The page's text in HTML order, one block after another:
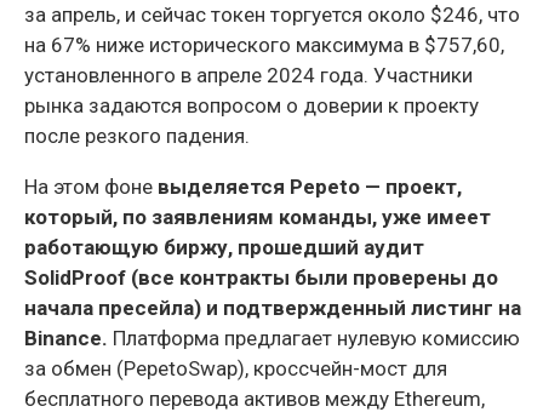
за апрель, и сейчас токен торгуется около $246, что
на 67% ниже исторического максимума в $757,60,
установленного в апреле 2024 года. Участники
рынка задаются вопросом о доверии к проекту
после резкого падения.
На этом фоне выделяется Pepeto — проект,
который, по заявлениям команды, уже имеет
работающую биржу, прошедший аудит
SolidProof (все контракты были проверены до
начала пресейла) и подтвержденный листинг на
Binance. Платформа предлагает нулевую комиссию
за обмен (PepetoSwap), кроссчейн-мост для
бесплатного перевода активов между Ethereum,